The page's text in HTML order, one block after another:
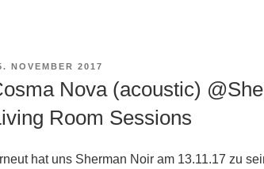
NOVEMBER 2017
Nova (acoustic)
Room Sessions
hat uns Sherman Noir am 13.11.17 zu